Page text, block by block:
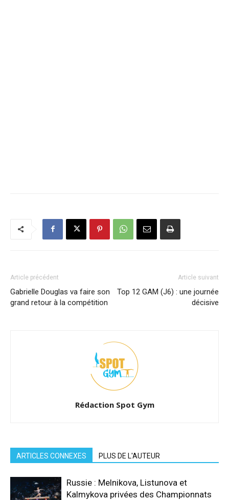
Article précédent
Gabrielle Douglas va faire son
grand retour à la compétition
Article suivant
Top 12 GAM (J6) : une journée
décisive
Rédaction Spot Gym
ARTICLES CONNEXES PLUS DE L'AUTEUR
Russie : Melnikova, Listunova et
Kalmykova privées des Championnats